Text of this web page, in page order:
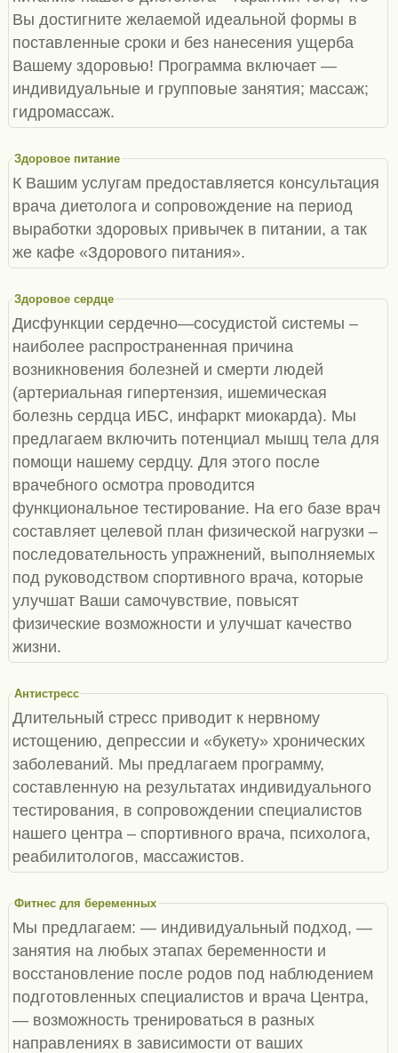
Вы достигните желаемой идеальной формы в
поставленные сроки и без нанесения ущерба
Вашему здоровью! Программа включает —
индивидуальные и групповые занятия; массаж;
гидромассаж.
Здоровое питание
К Вашим услугам предоставляется консультация
врача диетолога и сопровождение на период
выработки здоровых привычек в питании, а так
же кафе «Здорового питания».
Здоровое сердце
Дисфункции сердечно—сосудистой системы –
наиболее распространенная причина
возникновения болезней и смерти людей
(артериальная гипертензия, ишемическая
болезнь сердца ИБС, инфаркт миокарда). Мы
предлагаем включить потенциал мышц тела для
помощи нашему сердцу. Для этого после
врачебного осмотра проводится
функциональное тестирование. На его базе врач
составляет целевой план физической нагрузки –
последовательность упражнений, выполняемых
под руководством спортивного врача, которые
улучшат Ваши самочувствие, повысят
физические возможности и улучшат качество
жизни.
Антистресс
Длительный стресс приводит к нервному
истощению, депрессии и «букету» хронических
заболеваний. Мы предлагаем программу,
составленную на результатах индивидуального
тестирования, в сопровождении специалистов
нашего центра – спортивного врача, психолога,
реабилитологов, массажистов.
Фитнес для беременных
Мы предлагаем: — индивидуальный подход, —
занятия на любых этапах беременности и
восстановление после родов под наблюдением
подготовленных специалистов и врача Центра,
— возможность тренироваться в разных
направлениях в зависимости от ваших